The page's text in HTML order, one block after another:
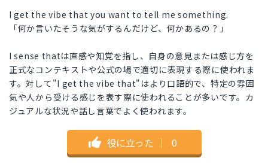
I get the vibe that you want to tell me something.
「何か言いたそうな気がするんだけど、何かあるの？」
I sense thatは直感や知覚を指し、自身の意見または感じ方を
正式なコンテキストや公式の場で適切に表現する際に使われま
す。対して"I get the vibe that"はより口語的で、特定の雰囲
気や人から受ける感じを表す際に使われることが多いです。カ
ジュアルな状況や話し言葉でよく使われます。
役に立った ｜ 0